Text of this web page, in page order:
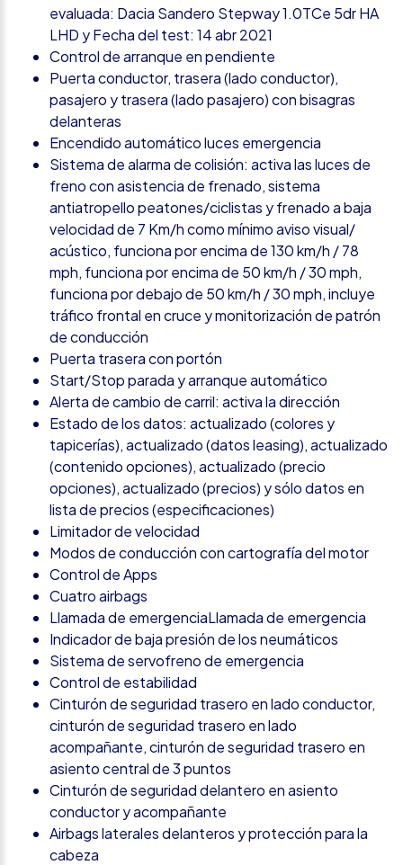
evaluada: Dacia Sandero Stepway 1.0TCe 5dr HA
LHD y Fecha del test: 14 abr 2021
Control de arranque en pendiente
Puerta conductor, trasera (lado conductor),
pasajero y trasera (lado pasajero) con bisagras
delanteras
Encendido automático luces emergencia
Sistema de alarma de colisión: activa las luces de
freno con asistencia de frenado, sistema
antiatropello peatones/ciclistas y frenado a baja
velocidad de 7 Km/h como mínimo aviso visual/
acústico, funciona por encima de 130 km/h / 78
mph, funciona por encima de 50 km/h / 30 mph,
funciona por debajo de 50 km/h / 30 mph, incluye
tráfico frontal en cruce y monitorización de patrón
de conducción
Puerta trasera con portón
Start/Stop parada y arranque automático
Alerta de cambio de carril: activa la dirección
Estado de los datos: actualizado (colores y
tapicerías), actualizado (datos leasing), actualizado
(contenido opciones), actualizado (precio
opciones), actualizado (precios) y sólo datos en
lista de precios (especificaciones)
Limitador de velocidad
Modos de conducción con cartografía del motor
Control de Apps
Cuatro airbags
Llamada de emergenciaLlamada de emergencia
Indicador de baja presión de los neumáticos
Sistema de servofreno de emergencia
Control de estabilidad
Cinturón de seguridad trasero en lado conductor,
cinturón de seguridad trasero en lado
acompañante, cinturón de seguridad trasero en
asiento central de 3 puntos
Cinturón de seguridad delantero en asiento
conductor y acompañante
Airbags laterales delanteros y protección para la
cabeza